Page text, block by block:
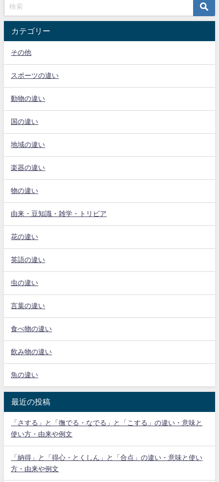
カテゴリー
その他
スポーツの違い
動物の違い
国の違い
地域の違い
楽器の違い
物の違い
由来・豆知識・雑学・トリビア
花の違い
英語の違い
虫の違い
言葉の違い
食べ物の違い
飲み物の違い
魚の違い
最近の投稿
「さする」と「撫でる・なでる」と「こする」の違い・意味と
使い方・由来や例文
「納得」と「得心・とくしん」と「合点」の違い・意味と使い
方・由来や例文